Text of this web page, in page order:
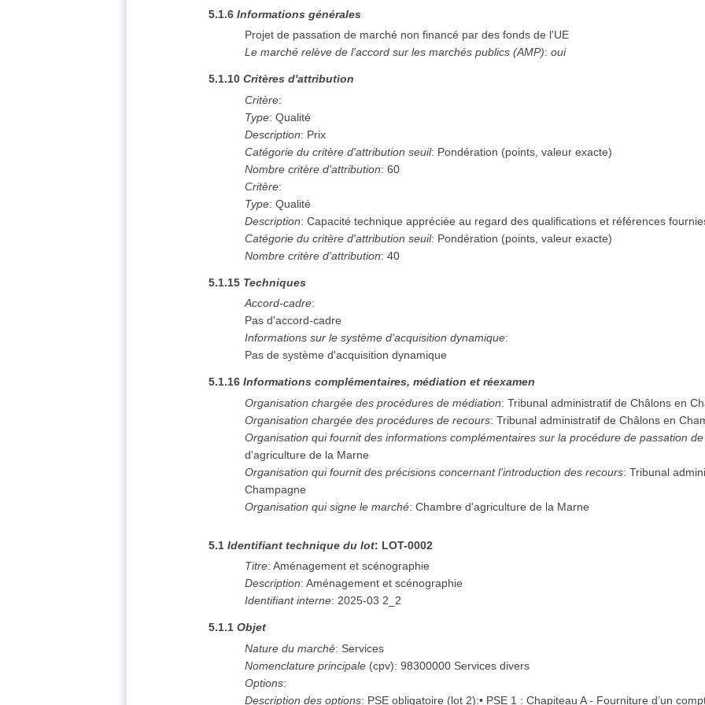
5.1.6Informations générales
Projet de passation de marché non financé par des fonds de l'UE
Le marché relève de l'accord sur les marchés publics (AMP):oui
5.1.10Critères d'attribution
Critère:
Type:Qualité
Description: Prix
Catégorie du critère d'attribution seuil: Pondération (points, valeur exacte)
Nombre critère d'attribution:60
Critère:
Type:Qualité
Description:Capacité technique appréciée au regard des qualifications et références
Catégorie du critère d'attribution seuil: Pondération (points, valeur exacte)
Nombre critère d'attribution:40
5.1.15 Techniques
Accord-cadre:
Pas d'accord-cadre
Informations sur le système d'acquisition dynamique:
Pas de système d'acquisition dynamique
5.1.16Informations complémentaires, médiation et réexamen
Organisation chargée des procédures de médiation:Tribunal administratif de Châlons en
Organisation chargée des procédures de recours:Tribunal administratif de Châlons en
Organisation qui fournit des informations complémentaires sur la procédure de passation
d'agriculture de la Marne
Organisation qui fournit des précisions concernant l'introduction des recours:Tribunal
Champagne
Organisation qui signe le marché:Chambre d'agriculture de la Marne
5.1Identifiant technique du lot: LOT-0002
Titre:Aménagement et scénographie
Description:Aménagement et scénographie
Identifiant interne: 2025-03 2_2
5.1.1Objet
Nature du marché: Services
Nomenclature principale (cpv):98300000 Services divers
Options:
Description des options: PSE obligatoire (lot 2):• PSE 1 : Chapiteau A - Fourniture d’un